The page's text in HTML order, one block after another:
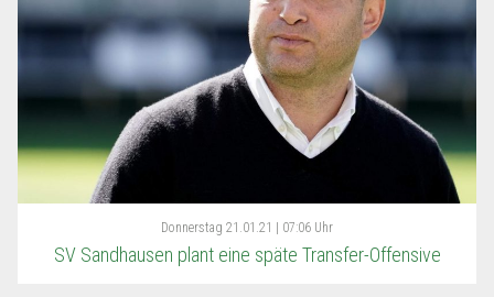
Donnerstag 21.01.21 | 07:06 Uhr
SV Sandhausen plant eine späte Transfer-Offensive